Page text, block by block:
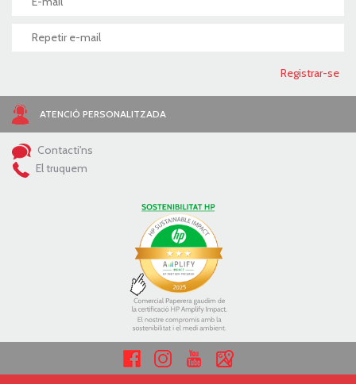
ATENCIÓ PERSONALITZADA
Contacti'ns
El truquem